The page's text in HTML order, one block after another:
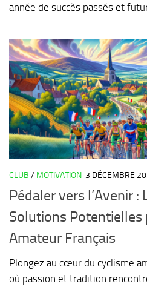
année de succès passés et
CLUB / MOTIVATION 3 DÉCEMBRE
Pédaler vers l’Avenir :
Solutions Potentielles
Amateur Français
Plongez au cœur du cyclisme
où passion et tradition